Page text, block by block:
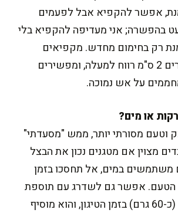
אפשר להקפיא אבל לפעמים
בהפשרה; אני מעדיפה להקפיא בלי
רק בחימום מחדש. מקפיאים
בקופסאות, משאירים 2 ס"מ רווח למעלה, ומפשירים
על אש נמוכה.
וטעם מסורתי יותר, ממש "מסעדתי"
מצוין אם מטגנים נכון את הבצל
במים, אל תחסכו בזמן
הטעם. אפשר גם לשדרג עם תוספת
של גזר קטן מגורד (כ-60 גרם) בזמן הטיגון, והוא מוסיף